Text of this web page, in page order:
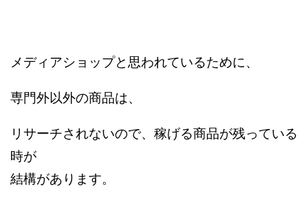
メディアショップと思われているために、
専門外以外の商品は、
リサーチされないので、稼げる商品が残っている
時が
結構があります。